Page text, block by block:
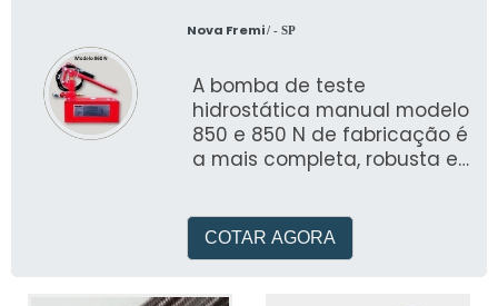
Nova Fremi/ - SP
A bomba de teste
hidrostática manual modelo
850 e 850 N de fabricação é
a mais completa, robusta e
COTAR AGORA